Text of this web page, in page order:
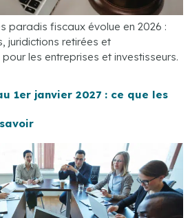
paradis fiscaux évolue en 2026 :
juridictions retirées et
les entreprises et investisseurs.
1er janvier 2027 : ce que les